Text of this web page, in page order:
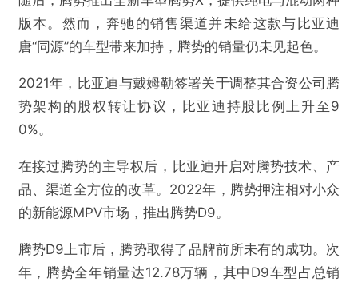
千万代言费重仓比亚迪，王力宏能否弥补十年遗
憾？
欺诈 色情 诱导行为
不实信息 违法犯罪 其他
提交
版本。然而，奔驰的销售渠道并未给这款与比亚迪
唐“同源”的车型带来加持，腾势的销量仍未见起色。
2021年，比亚迪与戴姆勒签署关于调整其合资公司腾
势架构的股权转让协议，比亚迪持股比例上升至9
0%。
在接过腾势的主导权后，比亚迪开启对腾势技术、产
品、渠道全方位的改革。2022年，腾势押注相对小众
的新能源MPV市场，推出腾势D9。
腾势D9上市后，腾势取得了品牌前所未有的成功。次
年，腾势全年销量达12.78万辆，其中D9车型占总销